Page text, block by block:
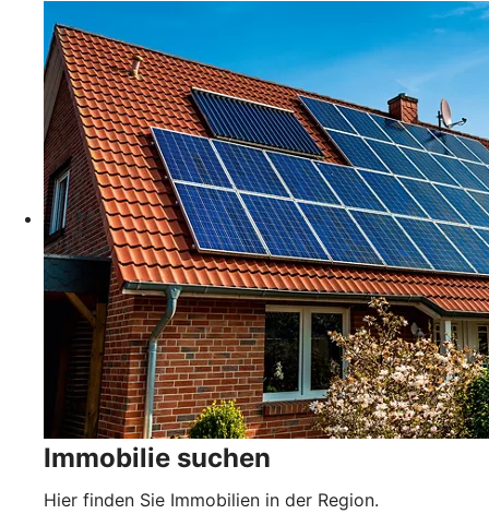
Immobilie suchen
Hier finden Sie Immobilien in der Region.